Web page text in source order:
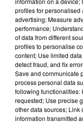
profiles for personalised
advertising; Measure
performance;
of data from different
profiles to personalise
content; Use limited
detect fraud, and fix
Save and communicate
process personal data
following functionalities:
requested; Use precise
other data sources; Link
information transmitted